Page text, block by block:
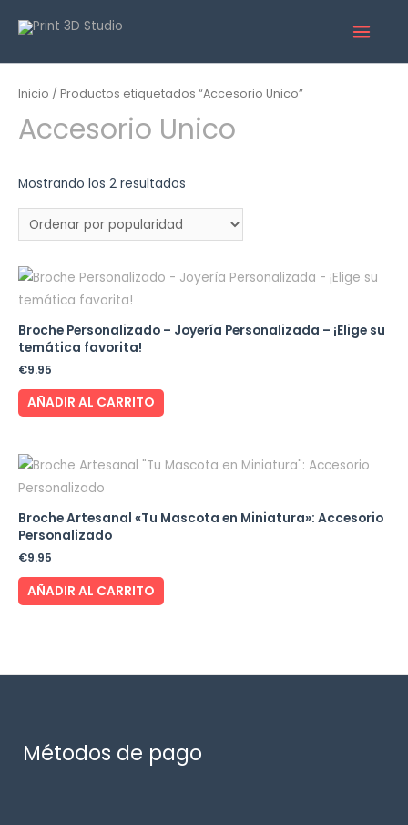
Inicio / Productos etiquetados “Accesorio Unico”
Accesorio Unico
Mostrando los 2 resultados
Broche Personalizado – Joyería Personalizada – ¡Elige su
temática favorita!
€9.95
AÑADIR AL CARRITO
Broche Artesanal «Tu Mascota en Miniatura»: Accesorio
Personalizado
€9.95
AÑADIR AL CARRITO
Métodos de pago